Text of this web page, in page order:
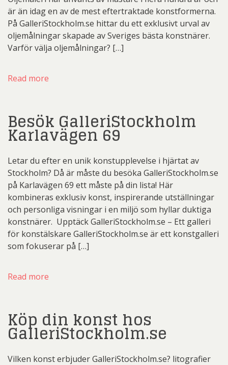
är än idag en av de mest eftertraktade konstformerna.
På GalleriStockholm.se hittar du ett exklusivt urval av
oljemålningar skapade av Sveriges bästa konstnärer.
Varför välja oljemålningar? […]
Read more
Besök GalleriStockholm
Karlavägen 69
Letar du efter en unik konstupplevelse i hjärtat av
Stockholm? Då är måste du besöka GalleriStockholm.se
på Karlavägen 69 ett måste på din lista! Här
kombineras exklusiv konst, inspirerande utställningar
och personliga visningar i en miljö som hyllar duktiga
konstnärer. ️ Upptäck GalleriStockholm.se – Ett galleri
för konstälskare GalleriStockholm.se är ett konstgalleri
som fokuserar på […]
Read more
Köp din konst hos
GalleriStockholm.se
Vilken konst erbjuder GalleriStockholm.se? litografier